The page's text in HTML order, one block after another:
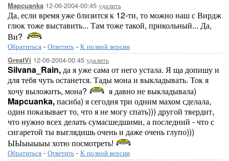
Mapcuanka 12-06-2004-00:45 удалить
Да, если время уже близится к 12-ти, то можно наш с Вирдж
глюк тоже выставить... Там тоже такой, прикольный... Да,
Ви?
Обратиться - Ответить - К полной версии
GreatVi 12-06-2004-00:45 удалить
Silvana_Rain,да я уже сама от него устала. Я ща допишу и
для тебя чуть останется. Тады мона и выкладывать. Ток я
хочу выложить, мона?
я давно не выкладывала)
Mapcuanka,пасиба) я сегодня три одним махом сделала,
один показывает то, что я не могу спать))) другой твердит,
что нужно всех делать сумасшедшими, а последний - что с
сигаретой ты выглядишь очень и даже очень глупо)))
ЫЫыыыыы хотю посмотреть!
Обратиться - Ответить - К полной версии